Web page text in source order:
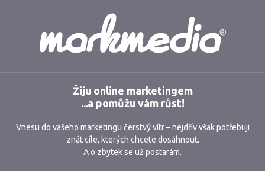
Žiju online marketingem
...a pomůžu vám růst!
Vnesu do vašeho marketingu čerstvý vítr – nejdřív však potřebuji
znát cíle, kterých chcete dosáhnout.
A o zbytek se už postarám.